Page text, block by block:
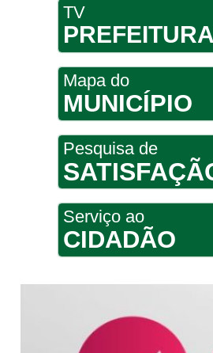
TV
PREFEITURA
Mapa do
MUNICÍPIO
Pesquisa de
Serviço ao
CIDADÃO